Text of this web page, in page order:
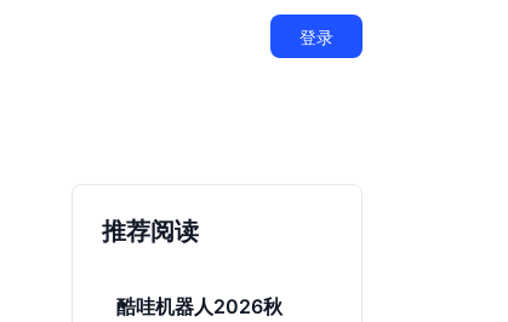
登录
推荐阅读
酷哇机器人2026秋